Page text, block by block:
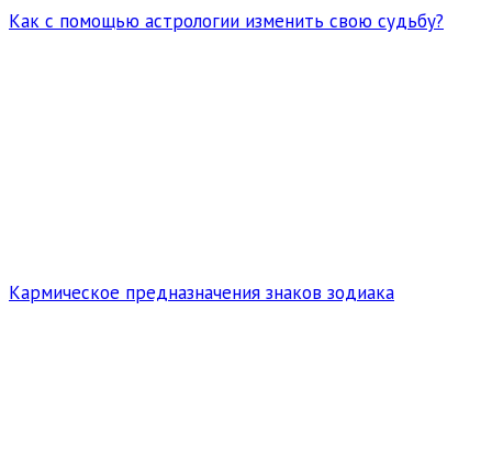
Как с помощью астрологии изменить свою судьбу?
Кармическое предназначения знаков зодиака